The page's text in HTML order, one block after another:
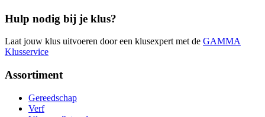
Hulp nodig bij je klus?
Laat jouw klus uitvoeren door een klusexpert met de GAMMA
Klusservice
Assortiment
Gereedschap
Verf